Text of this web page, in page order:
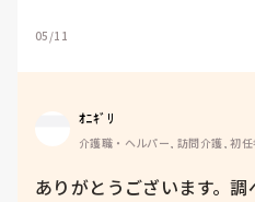
05/11
ｵﾆｷﾞﾘ
介護職・ヘルパー, 訪問介護, 初
ありがとうございます。